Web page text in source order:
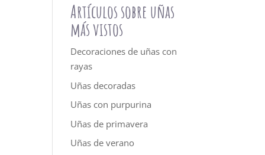
Artículos sobre uñas
más vistos
Decoraciones de uñas con
rayas
Uñas decoradas
Uñas con purpurina
Uñas de primavera
Uñas de verano